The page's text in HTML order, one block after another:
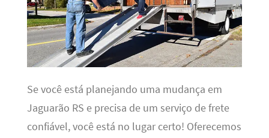
Se você está planejando uma mudança em
Jaguarão RS e precisa de um serviço de frete
confiável, você está no lugar certo! Oferecemos